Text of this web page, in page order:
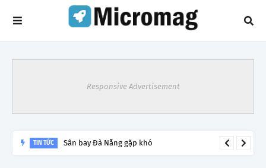
Responsive Advertisement
TIN TỨC Lý do tạm dừng khai thác một số đường bay từ 1/4